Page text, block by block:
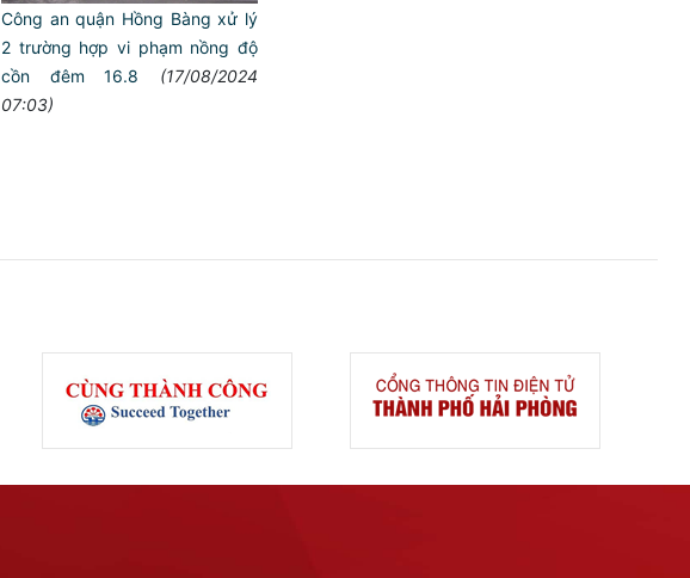
Công an quận Hồng Bàng xử lý
2 trường hợp vi phạm nồng độ
cồn đêm 16.8
(17/08/2024
07:03)